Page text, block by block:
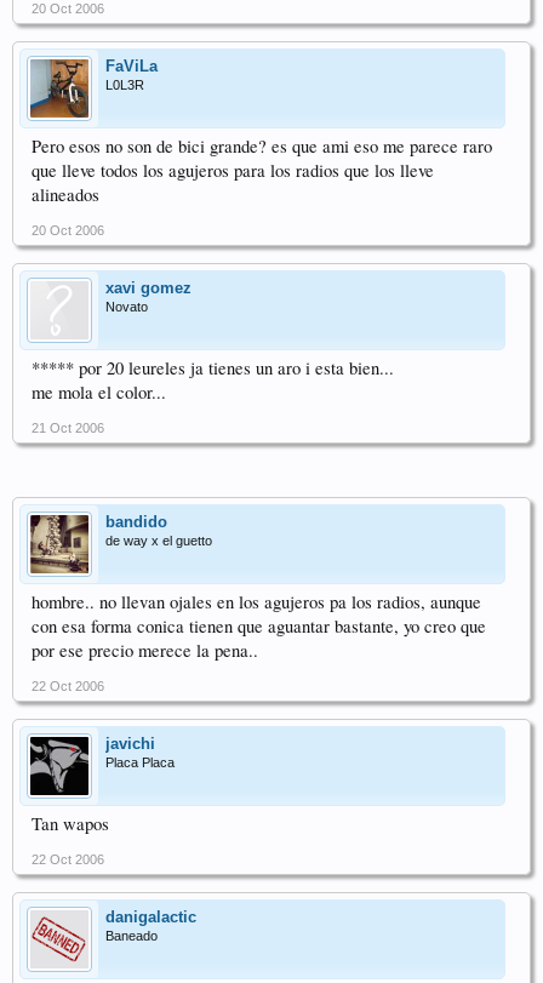
20 Oct 2006
FaViLa
L0L3R
Pero esos no son de bici grande? es que ami eso me parece raro
que lleve todos los agujeros para los radios que los lleve
alineados
20 Oct 2006
xavi gomez
Novato
***** por 20 leureles ja tienes un aro i esta bien...
me mola el color...
21 Oct 2006
bandido
de way x el guetto
hombre.. no llevan ojales en los agujeros pa los radios, aunque
con esa forma conica tienen que aguantar bastante, yo creo que
por ese precio merece la pena..
22 Oct 2006
javichi
Placa Placa
Tan wapos
22 Oct 2006
danigalactic
Baneado